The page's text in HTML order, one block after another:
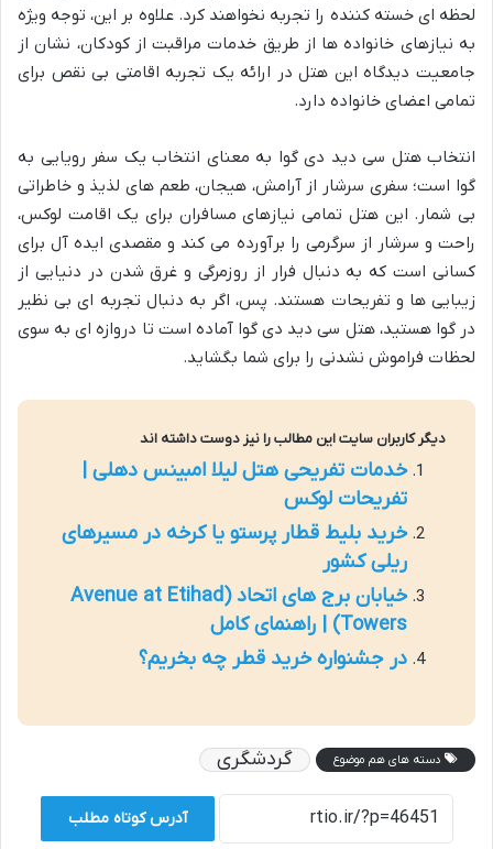
لحظه ای خسته کننده را تجربه نخواهند کرد. علاوه بر این، توجه ویژه
به نیازهای خانواده ها از طریق خدمات مراقبت از کودکان، نشان از
جامعیت دیدگاه این هتل در ارائه یک تجربه اقامتی بی نقص برای
تمامی اعضای خانواده دارد.
انتخاب هتل سی دید دی گوا به معنای انتخاب یک سفر رویایی به
گوا است؛ سفری سرشار از آرامش، هیجان، طعم های لذیذ و خاطراتی
بی شمار. این هتل تمامی نیازهای مسافران برای یک اقامت لوکس،
راحت و سرشار از سرگرمی را برآورده می کند و مقصدی ایده آل برای
کسانی است که به دنبال فرار از روزمرگی و غرق شدن در دنیایی از
زیبایی ها و تفریحات هستند. پس، اگر به دنبال تجربه ای بی نظیر
در گوا هستید، هتل سی دید دی گوا آماده است تا دروازه ای به سوی
لحظات فراموش نشدنی را برای شما بگشاید.
دیگر کاربران سایت این مطالب را نیز دوست داشته اند
خدمات تفریحی هتل لیلا امبینس دهلی |
تفریحات لوکس
خرید بلیط قطار پرستو یا کرخه در مسیرهای
ریلی کشور
خیابان برج های اتحاد (Avenue at Etihad
Towers) | راهنمای کامل
در جشنواره خرید قطر چه بخریم؟
دسته های هم موضوع گردشگری
آدرس کوتاه مطلب